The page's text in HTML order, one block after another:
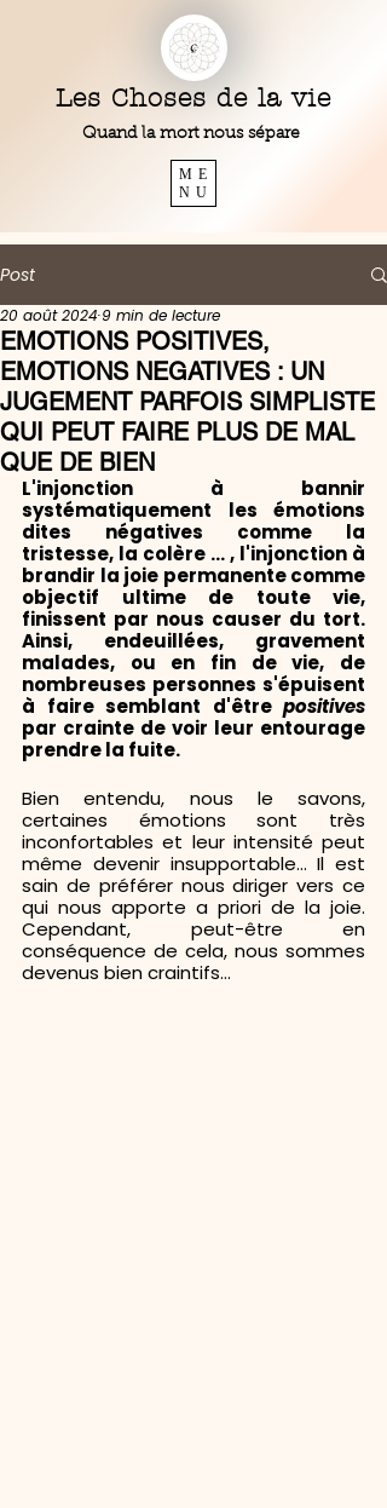
Les Choses de la vie
Quand la mort nous sépare
ME
NU
Post
EMOTIONS POSITIVES,
EMOTIONS NEGATIVES : UN
JUGEMENT PARFOIS SIMPLISTE
QUI PEUT FAIRE PLUS DE MAL
QUE DE BIEN
20 août 2024 9 min de lecture
L'injonction à bannir
systématiquement les émotions
dites négatives comme la
tristesse, la colère ... , l'injonction à
brandir la joie permanente comme
objectif ultime de toute vie,
finissent par nous causer du tort.
Ainsi, endeuillées, gravement
malades, ou en fin de vie, de
nombreuses personnes s'épuisent
à faire semblant d'être
par crainte de voir leur entourage
prendre la fuite.
Bien entendu, nous le savons,
certaines émotions sont très
inconfortables et leur intensité peut
même devenir insupportable... Il est
sain de préférer nous diriger vers ce
qui nous apporte a priori de la joie.
Cependant, peut-être en
conséquence de cela, nous sommes
devenus bien craintifs...